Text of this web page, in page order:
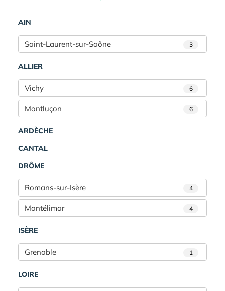
AIN
Saint-Laurent-sur-Saône 3
ALLIER
Vichy 6
Montluçon 6
ARDÈCHE
CANTAL
DRÔME
Romans-sur-Isère 4
Montélimar 4
ISÈRE
Grenoble 1
LOIRE